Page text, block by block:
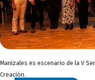
Manizales es escenario de la V
Creación.